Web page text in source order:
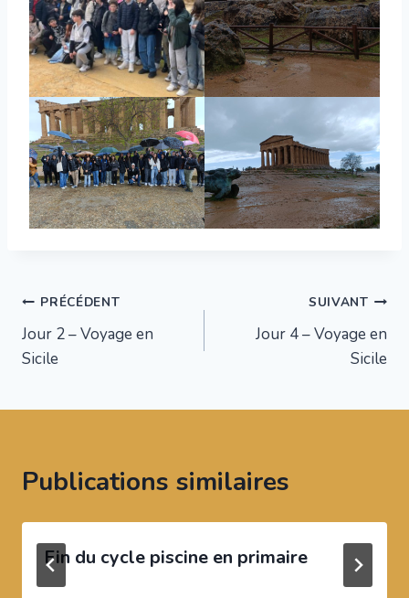
Navigation
de
PRÉCÉDENT
Jour 2 – Voyage en
Sicile
SUIVANT
Jour 4 – Voyage en
Sicile
Publications similaires
Fin du cycle piscine en primaire